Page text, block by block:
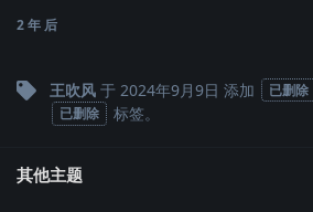
2 年 后
王吹风 于 2024年9月9日 添加 已删除
已删除 标签。
其他主题